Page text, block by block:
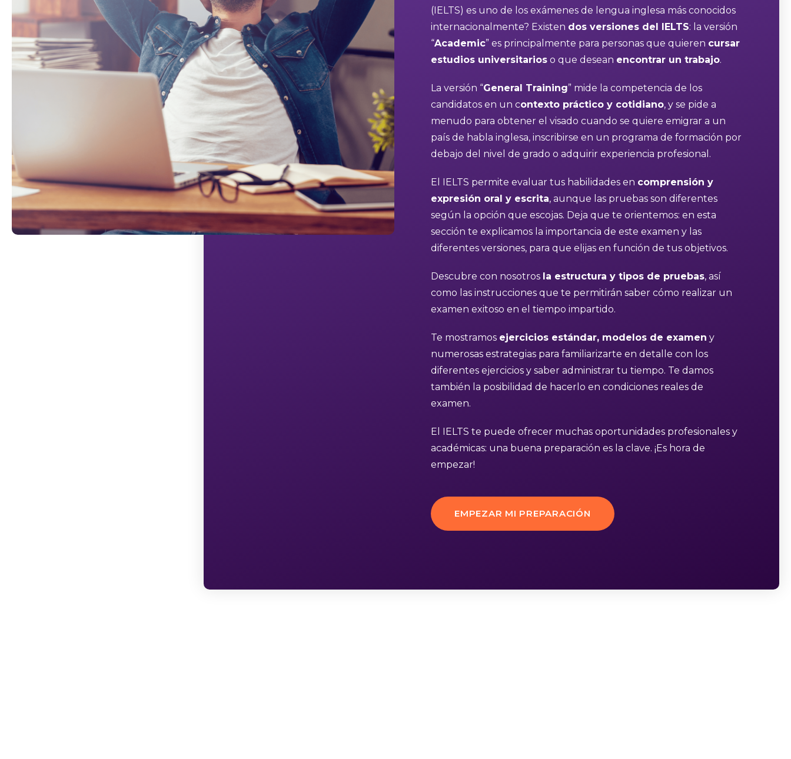
(IELTS) es uno de los exámenes de lengua inglesa más conocidos
internacionalmente? Existen dos versiones del IELTS: la versión
“Academic” es principalmente para personas que quieren cursar
estudios universitarios o que desean encontrar un trabajo.
La versión “General Training” mide la competencia de los
candidatos en un contexto práctico y cotidiano, y se pide a
menudo para obtener el visado cuando se quiere emigrar a un
país de habla inglesa, inscribirse en un programa de formación por
debajo del nivel de grado o adquirir experiencia profesional.
El IELTS permite evaluar tus habilidades en comprensión y
expresión oral y escrita, aunque las pruebas son diferentes
según la opción que escojas. Deja que te orientemos: en esta
sección te explicamos la importancia de este examen y las
diferentes versiones, para que elijas en función de tus objetivos.
Descubre con nosotros la estructura y tipos de pruebas, así
como las instrucciones que te permitirán saber cómo realizar un
examen exitoso en el tiempo impartido.
Te mostramos ejercicios estándar, modelos de examen y
numerosas estrategias para familiarizarte en detalle con los
diferentes ejercicios y saber administrar tu tiempo. Te damos
también la posibilidad de hacerlo en condiciones reales de
examen.
El IELTS te puede ofrecer muchas oportunidades profesionales y
académicas: una buena preparación es la clave. ¡Es hora de
empezar!
EMPEZAR MI PREPARACIÓN